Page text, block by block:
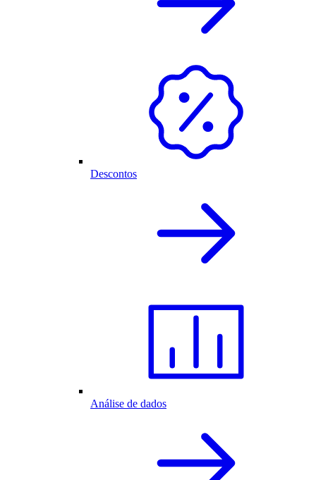
Descontos
Análise de dados